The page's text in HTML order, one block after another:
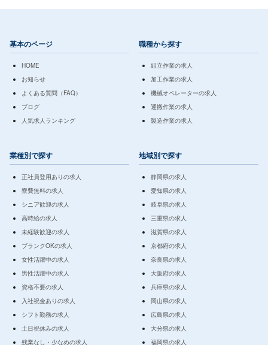
基本のページ
HOME
お知らせ
よくある質問（FAQ）
ブログ
人気求人ランキング
職種から探す
組立作業の求人
加工作業の求人
機械オペレーターの求人
運搬作業の求人
製造作業の求人
業種別で探す
正社員登用ありの求人
寮費無料の求人
シニア歓迎の求人
高時給の求人
未経験歓迎の求人
ブランクOKの求人
女性活躍中の求人
男性活躍中の求人
資格不要の求人
入社祝金ありの求人
シフト勤務の求人
土日祝休みの求人
残業なし・少なめの求人
地域別で探す
静岡県の求人
愛知県の求人
岐阜県の求人
三重県の求人
滋賀県の求人
京都府の求人
奈良県の求人
大阪府の求人
兵庫県の求人
岡山県の求人
広島県の求人
大分県の求人
福岡県の求人